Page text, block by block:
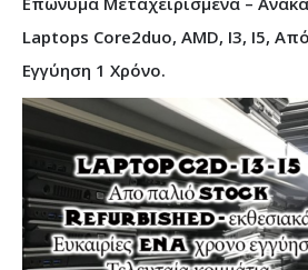
Laptops Core2duo, AMD, I3, I5,
Εγγύηση 1 Χρόνο.